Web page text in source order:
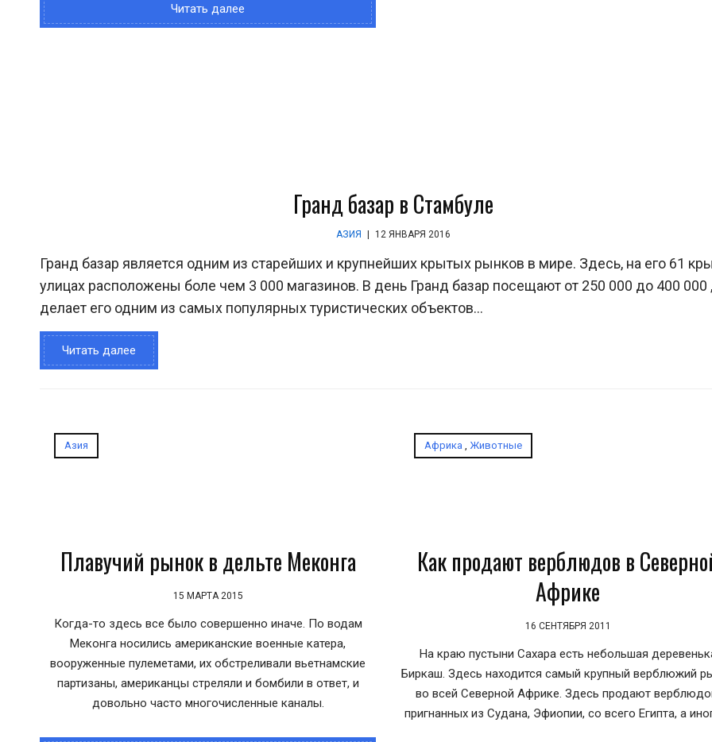
Читать далее
Гранд базар в Стамбуле
АЗИЯ | 12 ЯНВАРЯ 2016
Гранд базар является одним из старейших и крупнейших крытых рынков в мире. Здесь, на его 61
улицах расположены боле чем 3 000 магазинов. В день Гранд базар посещают от 250 000 до 400 000
делает его одним из самых популярных туристических объектов...
Читать далее
Азия
Плавучий рынок в дельте Меконга
15 МАРТА 2015
Когда-то здесь все было совершенно иначе. По водам
Меконга носились американские военные катера,
вооруженные пулеметами, их обстреливали вьетнамские
партизаны, американцы стреляли и бомбили в ответ, и
довольно часто многочисленные каналы.
Африка Животные
Как продают верблюдов в
Африке
16 СЕНТЯБРЯ 2011
На краю пустыни Сахара есть небольшая
Биркаш. Здесь находится самый крупный верблюжий
во всей Северной Африке. Здесь продают
пригнанных из Судана, Эфиопии, со всего Египта, а